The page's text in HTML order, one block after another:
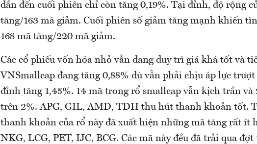
dần đến cuối phiên chỉ còn tăng 0,19%. Tại đỉnh, độ rộng
tăng/163 mã giảm. Cuối phiên số giảm tăng mạnh khiến
168 mã tăng/220 mã giảm.
Các cổ phiếu vốn hóa nhỏ vẫn đang duy trì giá khá tốt và
VNSmallcap đang tăng 0,88% dù vẫn phải chịu áp lực
đỉnh tăng 1,45%. 14 mã trong rổ smallcap vẫn kịch trần và
trên 2%. APG, GIL, AMD, TDH thu hút thanh khoản tốt.
thanh khoản của rổ này đã xuất hiện những mã tăng rất ít
NKG, LCG, PET, IJC, BCG. Các mã này đều đã trải qua